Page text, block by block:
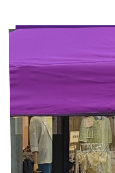
Mache bei uns mit!
Deine Spende für Volt!
Jobs bei Volt